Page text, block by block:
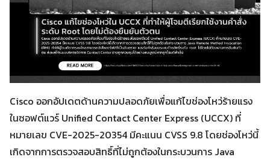
Cisco ออกอัปเดตด้านความปลอดภัยเพื่อแก้ไขช่องโหว่ร้ายแรง
ในซอฟต์แวร์ Unified Contact Center Express (UCCX) ที่
หมายเลข CVE-2025-20354 มีคะแนน CVSS 9.8 โดยช่องโหว่นี้
เกิดจากการตรวจสอบสิทธิ์ที่ไม่ถูกต้องในกระบวนการ Java